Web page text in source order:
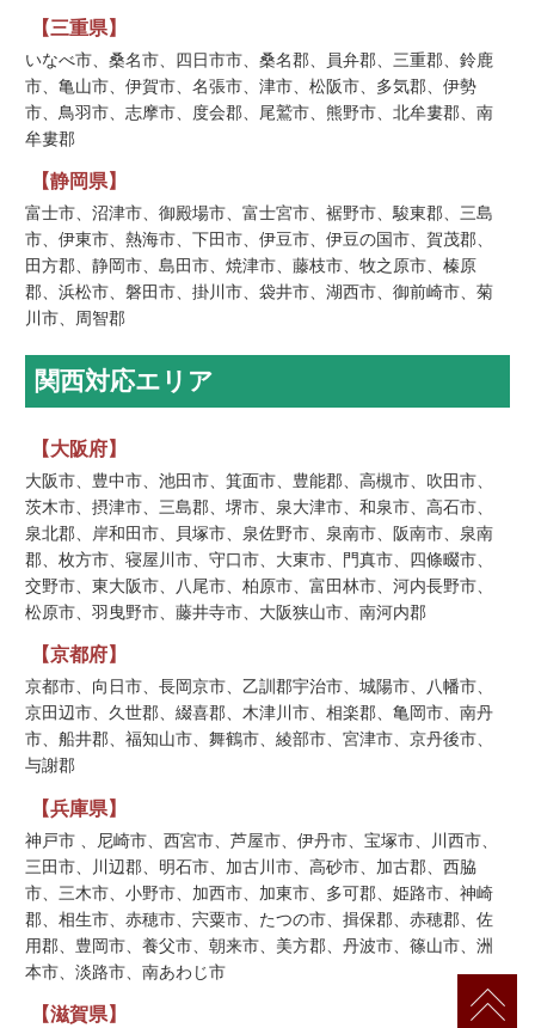
【三重県】
いなべ市、桑名市、四日市市、桑名郡、員弁郡、三重郡、鈴鹿
市、亀山市、伊賀市、名張市、津市、松阪市、多気郡、伊勢
市、鳥羽市、志摩市、度会郡、尾鷲市、熊野市、北牟婁郡、南
牟婁郡
【静岡県】
富士市、沼津市、御殿場市、富士宮市、裾野市、駿東郡、三島
市、伊東市、熱海市、下田市、伊豆市、伊豆の国市、賀茂郡、
田方郡、静岡市、島田市、焼津市、藤枝市、牧之原市、榛原
郡、浜松市、磐田市、掛川市、袋井市、湖西市、御前崎市、菊
川市、周智郡
関西対応エリア
【大阪府】
大阪市、豊中市、池田市、箕面市、豊能郡、高槻市、吹田市、
茨木市、摂津市、三島郡、堺市、泉大津市、和泉市、高石市、
泉北郡、岸和田市、貝塚市、泉佐野市、泉南市、阪南市、泉南
郡、枚方市、寝屋川市、守口市、大東市、門真市、四條畷市、
交野市、東大阪市、八尾市、柏原市、富田林市、河内長野市、
松原市、羽曳野市、藤井寺市、大阪狭山市、南河内郡
【京都府】
京都市、向日市、長岡京市、乙訓郡宇治市、城陽市、八幡市、
京田辺市、久世郡、綴喜郡、木津川市、相楽郡、亀岡市、南丹
市、船井郡、福知山市、舞鶴市、綾部市、宮津市、京丹後市、
与謝郡
【兵庫県】
神戸市 、尼崎市、西宮市、芦屋市、伊丹市、宝塚市、川西市、
三田市、川辺郡、明石市、加古川市、高砂市、加古郡、西脇
市、三木市、小野市、加西市、加東市、多可郡、姫路市、神崎
郡、相生市、赤穂市、宍粟市、たつの市、揖保郡、赤穂郡、佐
用郡、豊岡市、養父市、朝来市、美方郡、丹波市、篠山市、洲
本市、淡路市、南あわじ市
【滋賀県】